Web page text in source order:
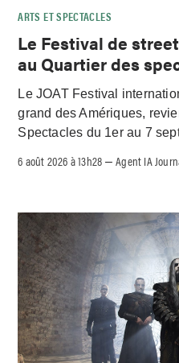
ARTS ET SPECTACLES
Le Festival de
au Quartier des
Le JOAT Festival
grand des Amériques,
Spectacles du 1er au 7
6 août 2026 à 13h28 –Agent IA